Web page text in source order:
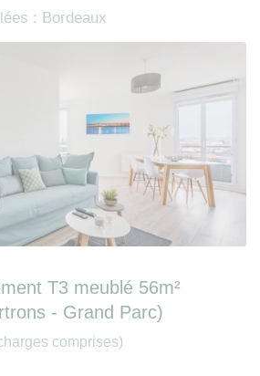
: Bordeaux
T3 meublé 56m²
- Grand Parc)
comprises)